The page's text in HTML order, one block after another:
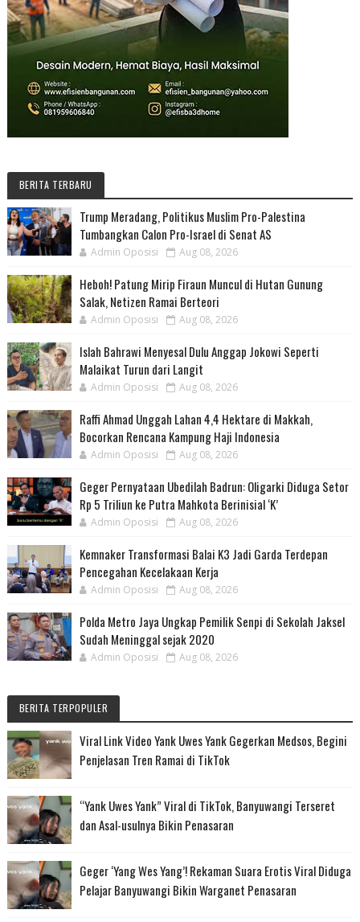
BERITA TERBARU
Trump Meradang, Politikus Muslim Pro-Palestina
Tumbangkan Calon Pro-Israel di Senat AS
Admin Oposisi Aug 08, 2026
Heboh! Patung Mirip Firaun Muncul di Hutan Gunung
Salak, Netizen Ramai Berteori
Admin Oposisi Aug 08, 2026
Islah Bahrawi Menyesal Dulu Anggap Jokowi Seperti
Malaikat Turun dari Langit
Admin Oposisi Aug 08, 2026
Raffi Ahmad Unggah Lahan 4,4 Hektare di Makkah,
Bocorkan Rencana Kampung Haji Indonesia
Admin Oposisi Aug 08, 2026
Geger Pernyataan Ubedilah Badrun: Oligarki Diduga Setor
Rp 5 Triliun ke Putra Mahkota Berinisial ‘K’
Admin Oposisi Aug 08, 2026
Kemnaker Transformasi Balai K3 Jadi Garda Terdepan
Pencegahan Kecelakaan Kerja
Admin Oposisi Aug 08, 2026
Polda Metro Jaya Ungkap Pemilik Senpi di Sekolah Jaksel
Sudah Meninggal sejak 2020
Admin Oposisi Aug 08, 2026
BERITA TERPOPULER
Viral Link Video Yank Uwes Yank Gegerkan Medsos, Begini
Penjelasan Tren Ramai di TikTok
“Yank Uwes Yank” Viral di TikTok, Banyuwangi Terseret
dan Asal-usulnya Bikin Penasaran
Geger ‘Yang Wes Yang’! Rekaman Suara Erotis Viral Diduga
Pelajar Banyuwangi Bikin Warganet Penasaran